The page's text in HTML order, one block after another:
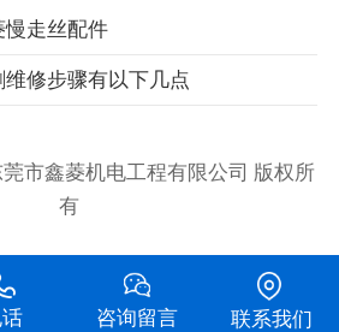
慢走丝配件
修步骤有以下几点
市鑫菱机电工程有限公司 版权所
有
咨询留言 联系我们